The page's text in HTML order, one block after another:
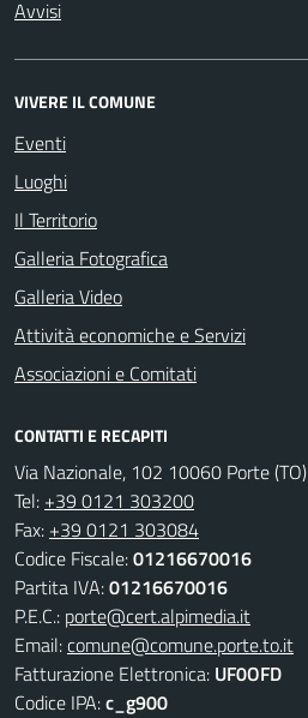
Avvisi
VIVERE IL COMUNE
Eventi
Luoghi
Il Territorio
Galleria Fotografica
Galleria Video
Attività economiche e Servizi
Associazioni e Comitati
CONTATTI E RECAPITI
Via Nazionale, 102 10060 Porte (TO)
Tel: +39 0121 303200
Fax: +39 0121 303084
Codice Fiscale:01216670016
Partita IVA:01216670016
P.E.C.: porte@cert.alpimedia.it
Email:comune@comune.porte.to.it
Fatturazione Elettronica: UF0OFD
Codice IPA:c_g900